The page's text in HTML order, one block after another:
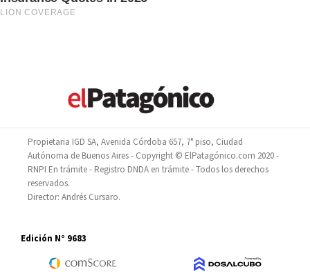
Propietaria IGD SA, Avenida Córdoba 657, 7° piso, Ciudad
Autónoma de Buenos Aires - Copyright © ElPatagónico.com 2020 -
RNPI En trámite - Registro DNDA en trámite - Todos los derechos
reservados.
Director: Andrés Cursaro.
Edición N° 9683